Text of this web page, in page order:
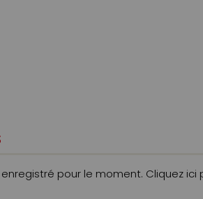
pour le moment. Cliquez ici